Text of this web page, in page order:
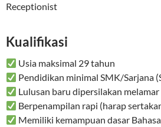
Receptionist
Kualifikasi
Usia maksimal 29 tahun
Pendidikan minimal SMK/Sarjana
Lulusan baru dipersilakan melamar
Berpenampilan rapi (harap
Memiliki kemampuan dasar